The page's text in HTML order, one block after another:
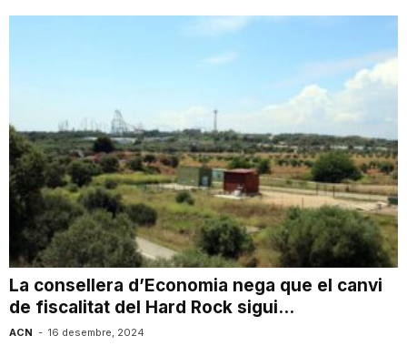
T
a
r
La consellera d’Economia nega que el canvi
de fiscalitat del Hard Rock sigui...
ACN - 16 desembre, 2024